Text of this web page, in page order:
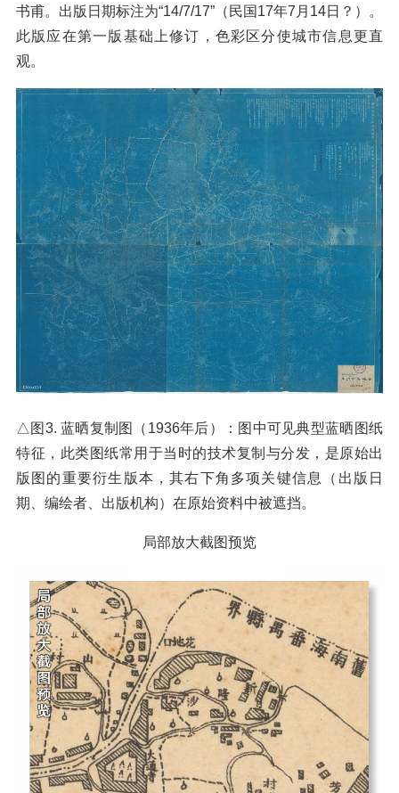
书甫。出版日期标注为“14/7/17”（民国17年7月14日？）。
此版应在第一版基础上修订，色彩区分使城市信息更直
观。
△图3. 蓝晒复制图（1936年后）：图中可见典型蓝晒图纸
特征，此类图纸常用于当时的技术复制与分发，是原始出
版图的重要衍生版本，其右下角多项关键信息（出版日
期、编绘者、出版机构）在原始资料中被遮挡。
局部放大截图预览